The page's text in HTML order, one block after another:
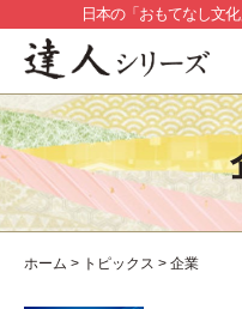
日本の「おもてなし文
HOME
製品・サービス紹介
＞
＞
料金プラン
購入フロー
ホーム > トピックス > 企業